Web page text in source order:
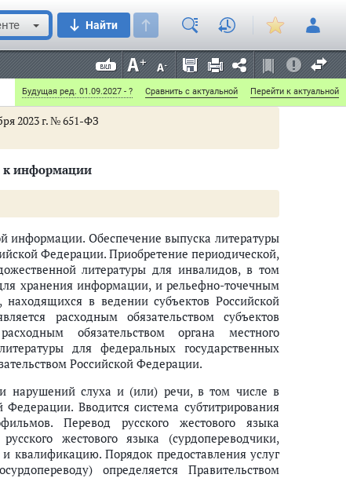
Найти
Будущая ред. 01.09.2027 - ? Сравнить с актуальной Перейти к актуальной
помощи.
2023 г. № 651-ФЗ
к информации
информации. Обеспечение выпуска литературы
Федерации. Приобретение периодической,
литературы для инвалидов, в том
хранения информации, и рельефно-точечным
в ведении субъектов Российской
расходным обязательством субъектов
обязательством органа местного
для федеральных государственных
Российской Федерации.
нарушений слуха и (или) речи, в том числе в
Федерации. Вводится система субтитрирования
Перевод русского жестового языка
жестового языка (сурдопереводчики,
квалификацию. Порядок предоставления услуг
определяется Правительством